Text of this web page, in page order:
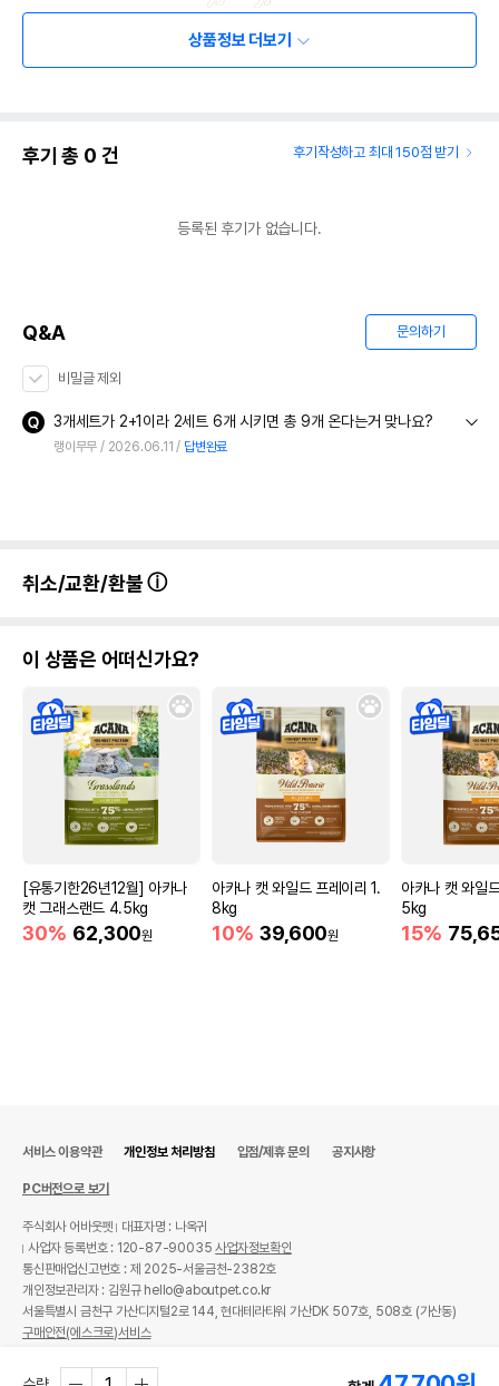
상품정보 더보기
후기 총 0 건 후기작성하고 최대 150점 받기
등록된 후기가 없습니다.
Q&A 문의하기
비밀글 제외
3개세트가 2+1이라 2세트 6개 시키면 총 9개 온다는거 맞나요?
랭이무무 2026.06.11 답변완료
취소/교환/환불
이 상품은 어떠신가요?
[유통기한26년12월] 아카나
캣 그래스랜드 4.5kg
30% 62,300원
아카나 캣 와일드 프레이리 1.
8kg
10% 39,600원
아카나 캣 와일
5kg
15%
서비스 이용약관 개인정보 처리방침 입점/제휴 문의 공지사항
PC버전으로 보기
주식회사 어바웃펫
대표자명 : 나옥귀
사업자 등록번호 : 120-87-90035사업자정보확인
통신판매업신고번호 : 제 2025-서울금천-2382호
개인정보관리자 : 김원규 hello@aboutpet.co.kr
서울특별시 금천구 가산디지털2로 144, 현대테라타워 가산DK 507호, 508호 (가산동)
구매안전(에스크로)서비스